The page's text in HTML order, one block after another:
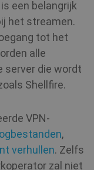
een belangrijk
het streamen.
tot het
alle
server die wordt
Shellfire.
VPN-
logbestanden,
verhullen. Zelfs
zal niet